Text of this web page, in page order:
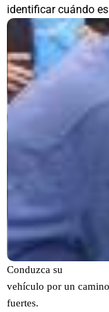
identificar cuándo
Conduzca su
vehículo por un
fuertes.